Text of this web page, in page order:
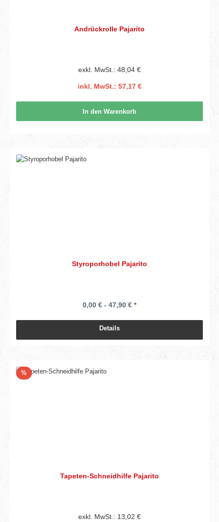
Andrückrolle Pajarito
exkl. MwSt.: 48,04 €
inkl. MwSt.: 57,17 €
In den Warenkorb
Styroporhobel Pajarito
0,00 € - 47,90 € *
Details
%Rabatt
Tapeten-Schneidhilfe Pajarito
exkl. MwSt.: 13,02 €